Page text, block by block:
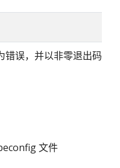
错误，并以非零退出码退
文件